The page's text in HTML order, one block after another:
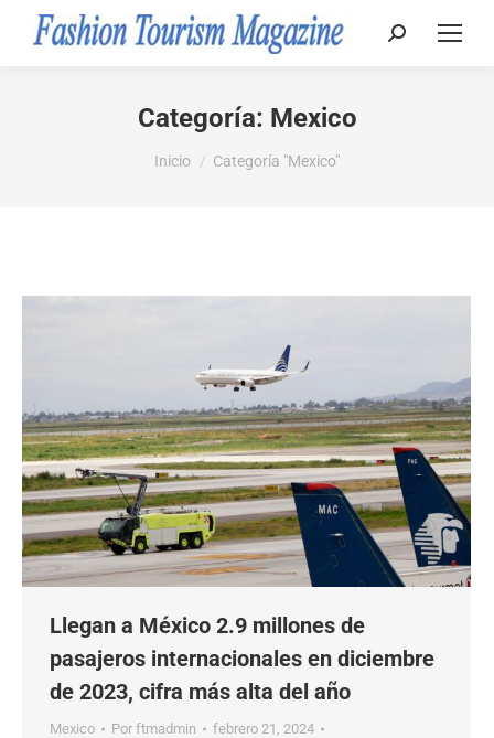
Buscar:
Categoría: Mexico
Estás aquí:
Inicio Categoría "Mexico"
Llegan a México 2.9 millones de
pasajeros internacionales en diciembre
de 2023, cifra más alta del año
Mexico Por ftmadmin
febrero 21, 2024